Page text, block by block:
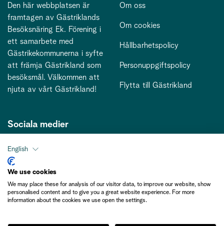
Den här webbplatsen är
framtagen av Gästriklands
Besöksnäring Ek. Förening i
ett samarbete med
Gästrikekommunerna i syfte
att främja Gästrikland som
besöksmål. Välkommen att
njuta av vårt Gästrikland!
Om oss
Om cookies
Hållbarhetspolicy
Personuppgiftspolicy
Flytta till Gästrikland
Sociala medier
Kontakt
kontakt@gastriklandsbesoksnaring.se
English
We use cookies
We may place these for analysis of our visitor data, to improve our website, show
personalised content and to give you a great website experience. For more
information about the cookies we use open the settings.